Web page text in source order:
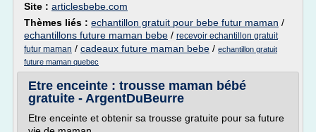
Site : articlesbebe.com
Thèmes liés : echantillon gratuit pour bebe futur maman /
echantillons future maman bebe / recevoir echantillon gratuit
futur maman / cadeaux future maman bebe / echantillon gratuit
future maman quebec
Etre enceinte : trousse maman bébé
gratuite - ArgentDuBeurre
Etre enceinte et obtenir sa trousse gratuite pour sa future